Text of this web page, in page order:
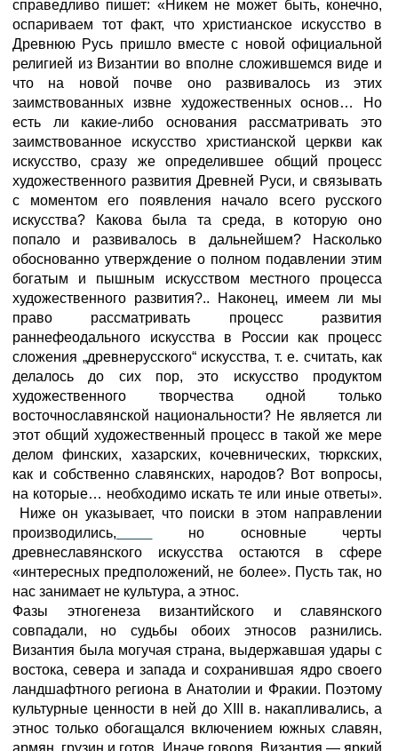
справедливо пишет: «Никем не может быть, конечно,
оспариваем тот факт, что христианское искусство в
Древнюю Русь пришло вместе с новой официальной
религией из Византии во вполне сложившемся виде и
что на новой почве оно развивалось из этих
заимствованных извне художественных основ… Но
есть ли какие-либо основания рассматривать это
заимствованное искусство христианской церкви как
искусство, сразу же определившее общий процесс
художественного развития Древней Руси, и связывать
с моментом его появления начало всего русского
искусства? Какова была та среда, в которую оно
попало и развивалось в дальнейшем? Насколько
обоснованно утверждение о полном подавлении этим
богатым и пышным искусством местного процесса
художественного развития?.. Наконец, имеем ли мы
право рассматривать процесс развития
раннефеодального искусства в России как процесс
сложения „древнерусского“ искусства, т. е. считать, как
делалось до сих пор, это искусство продуктом
художественного творчества одной только
восточнославянской национальности? Не является ли
этот общий художественный процесс в такой же мере
делом финских, хазарских, кочевнических, тюркских,
как и собственно славянских, народов? Вот вопросы,
на которые… необходимо искать те или иные ответы».
Ниже он указывает, что поиски в этом направлении
производились,
но основные черты
древнеславянского искусства остаются в сфере
«интересных предположений, не более». Пусть так, но
нас занимает не культура, а этнос.
Фазы этногенеза византийского и славянского
совпадали, но судьбы обоих этносов разнились.
Византия была могучая страна, выдержавшая удары с
востока, севера и запада и сохранившая ядро своего
ландшафтного региона в Анатолии и Фракии. Поэтому
культурные ценности в ней до XIII в. накапливались, а
этнос только обогащался включением южных славян,
армян, грузин и готов. Иначе говоря, Византия — яркий